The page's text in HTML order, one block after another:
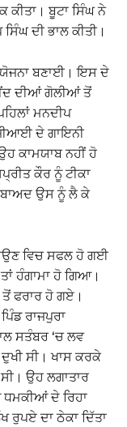
ਕੀਤਾ। ਬੂਟਾ ਸਿੰਘ ਨੇ
ਦੀ ਭਾਲ ਕੀਤੀ।
ਯੋਜਨਾ ਬਣਾਈ। ਇਸ ਦੇ
ਦੀਆਂ ਗੋਲੀਆਂ ਤੋਂ
ਮਨਦੀਪ
ਦੇ ਗਾਇਨੀ
ਕਾਮਯਾਬ ਨਹੀਂ ਹੋ
ਕੌਰ ਨੂੰ ਟੀਕਾ
ਉਸ ਨੂੰ ਲੈ ਕੇ
ਵਿਚ ਸਫਲ ਹੋ ਗਈ
ਹੰਗਾਮਾ ਹੋ ਗਿਆ।
ਫਰਾਰ ਹੋ ਗਏ।
ਰਾਜਪੁਰਾ
ਸਤੰਬਰ ‘ਚ ਲਵ
ਸੀ। ਖਾਸ ਕਰਕੇ
ਉਹ ਲਗਾਤਾਰ
ਦੇ ਰਿਹਾ
ਦਾ ਠੇਕਾ ਦਿੱਤਾ